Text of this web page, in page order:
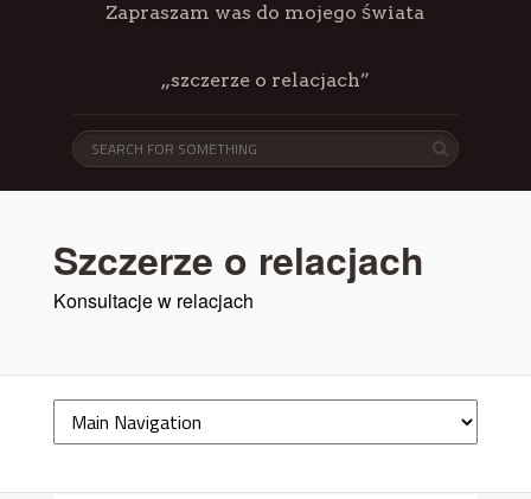
Zapraszam was do mojego świata
„szczerze o relacjach”
Szczerze o relacjach
Konsultacje w relacjach